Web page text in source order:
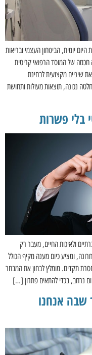
יומית, הביטחון העצמי ובריאות
של המוסד הרפואי קריטית
שיניים מקצועית לבחינת
נכונה, תוצאות מעולות ותחושת
בלי פשרות
ולאיכות החיים, מעבר רק
ומציע כיום מענה מקיף הכולל
תקדים. מומלץ לבחון את המבחר
נרחב, בכדי להתאים פתרון […]
שבה אנחנו